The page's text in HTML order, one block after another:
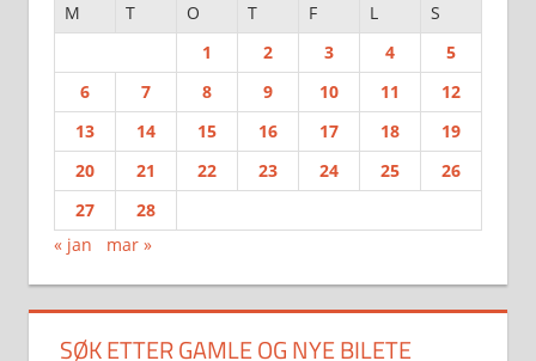
M T O T F L
S
1
2 3 4
5
6
7 8 9 10 11
12
13
14 15 16 17 18
19
20
21 22 23 24 25
26
27
28
« jan
mar »
SØK ETTER GAMLE OG NYE BILETE